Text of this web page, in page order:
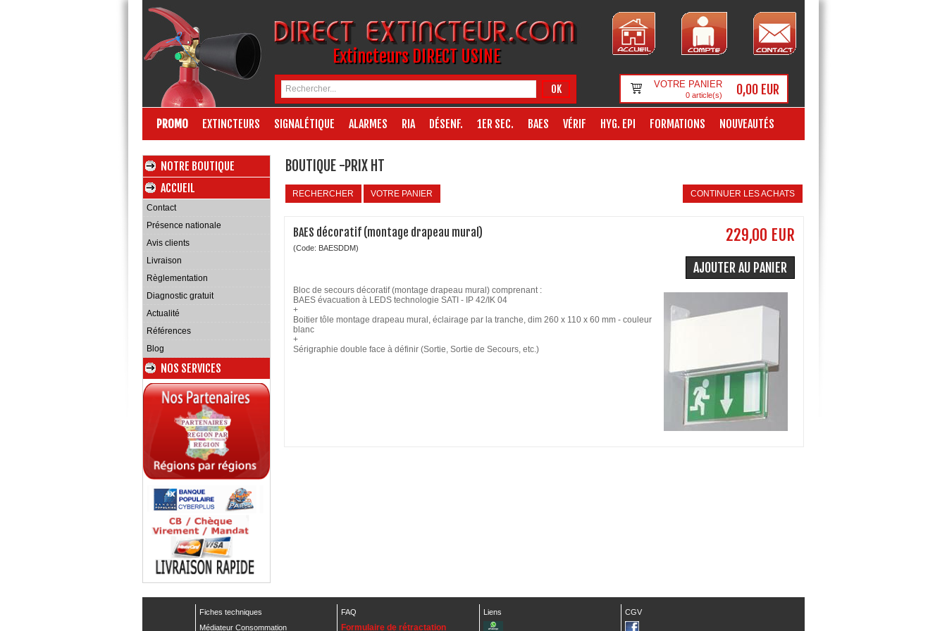
Extincteurs DIRECT USINE
OK VOTRE PANIER
0article(s) 0,00 EUR
PROMO EXTINCTEURS SIGNALÉTIQUE ALARMES RIA DÉSENF. 1ER SEC. BAES VÉRIF HYG. EPI FORMATIONS NOUVEAUTÉS
NOTRE BOUTIQUE
ACCUEIL
Contact
Présence nationale
Avis clients
Livraison
Règlementation
Diagnostic gratuit
Actualité
Références
Blog
NOS SERVICES
BOUTIQUE -PRIX HT
RECHERCHER VOTRE PANIER CONTINUER LES ACHATS
BAES décoratif (montage drapeau mural)
(Code: BAESDDM)
229,00 EUR
AJOUTER AU PANIER
Bloc de secours décoratif (montage drapeau mural) comprenant :
BAES évacuation à LEDS technologie SATI - IP 42/IK 04
+
Boitier tôle montage drapeau mural, éclairage par la tranche, dim 260 x 110 x 60 mm - couleur
blanc
+
Sérigraphie double face à définir (Sortie, Sortie de Secours, etc.)
Fiches techniques FAQ Liens
CGV
Médiateur Consommation
Formulaire de rétractation